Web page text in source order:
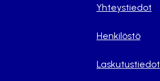
Yhteystiedot
Henkilöstö
Laskutustiedot